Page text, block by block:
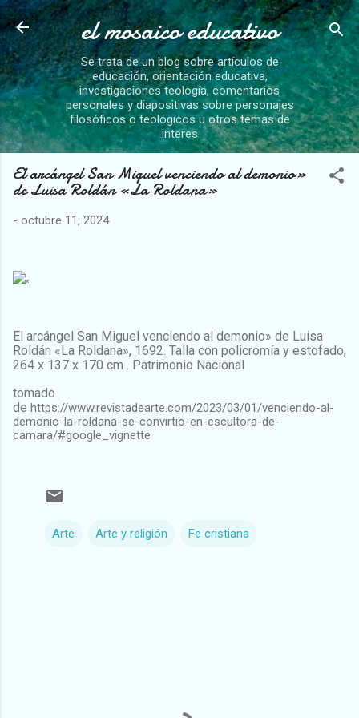
Ir al contenido principal
el mosaico educativo
Se trata de un blog sobre artículos de
educación, orientación educativa,
investigaciones teología, comentarios
personales y diapositivas sobre personajes
filosóficos o teológicos u otros temas de
interes
El arcángel San Miguel venciendo al demonio»
de Luisa Roldán «La Roldana»
- octubre 11, 2024
«
El arcángel San Miguel venciendo al demonio» de Luisa
Roldán «La Roldana», 1692. Talla con policromía y estofado,
264 x 137 x 170 cm . Patrimonio Nacional
tomado
de https://www.revistadearte.com/2023/03/01/venciendo-al-
demonio-la-roldana-se-convirtio-en-escultora-de-
camara/#google_vignette
Arte Arte y religión Fe cristiana